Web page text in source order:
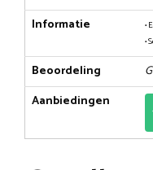
Informatie
•
•
Beoordeling
Aanbiedingen